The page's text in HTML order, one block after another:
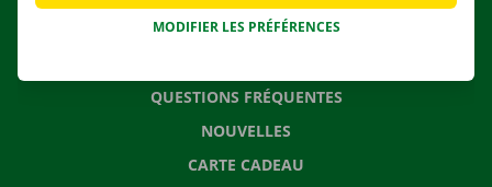
QUESTIONS FRÉQUENTES
NOUVELLES
CARTE CADEAU
MODIFIER LES PRÉFÉRENCES